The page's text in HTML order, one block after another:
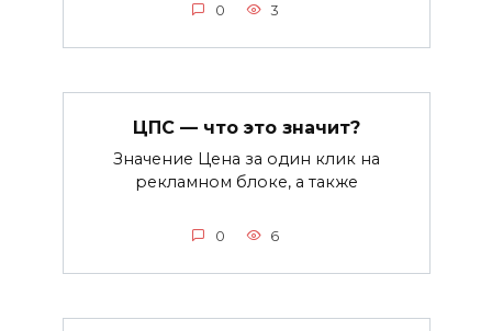
0 3
ЦПС — что это значит?
Значение Цена за один клик на
рекламном блоке, а также
0 6